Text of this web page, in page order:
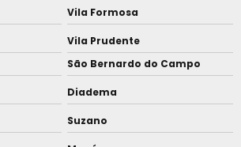
Vila Formosa
Vila Prudente
São Bernardo do Campo
Diadema
Suzano